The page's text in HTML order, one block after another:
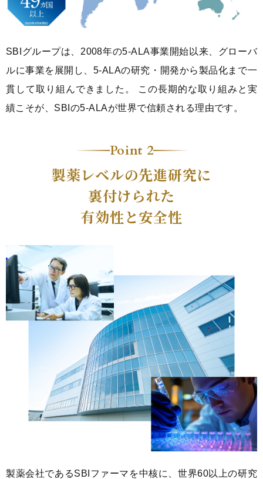
SBIグループは、2008年の5-ALA事業開始以来、 グローバ
ルに事業を展開し、5-ALAの研究・開発から製品化まで一
貫して取り組んできました。 この長期的な取り組みと実
績こそが、SBIの5‑ALAが世界で信頼される理由です。
Point 2
製薬レベルの先進研究に
裏付けられた
有効性と安全性
製薬会社であるSBIファーマを中核に、世界60以上の研究